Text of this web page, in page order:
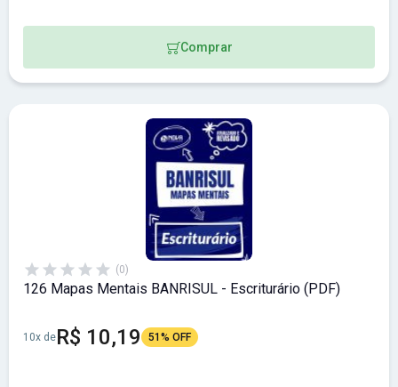
Comprar
(0)
126 Mapas Mentais BANRISUL - Escriturário (PDF)
10x deR$ 10,19 51% OFF